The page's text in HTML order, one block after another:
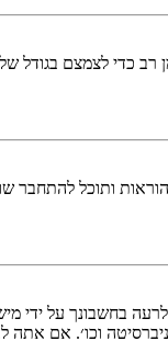
כדי לצמצם בגודל
ותוכל להתחבר
בחשבונך על ידי
וכו׳. אם